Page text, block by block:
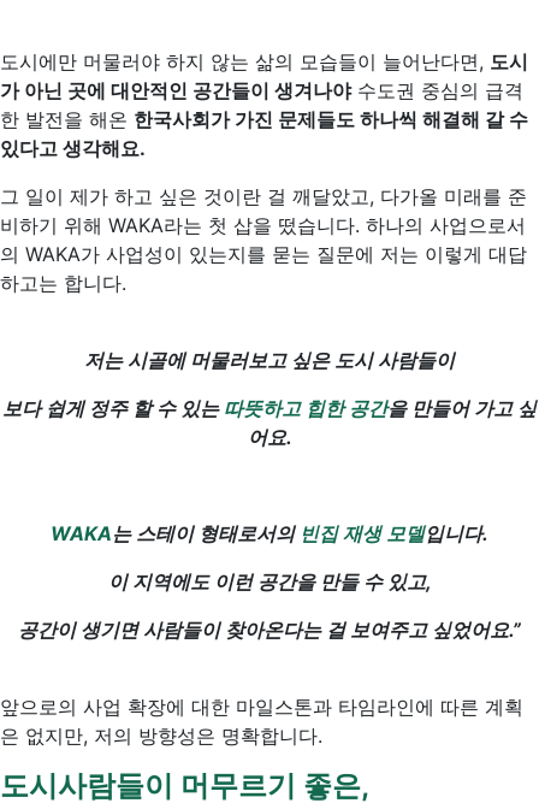
도시에만 머물러야 하지 않는 삶의 모습들이 늘어난다면, 도시
가 아닌 곳에 대안적인 공간들이 생겨나야수도권 중심의 급격
한 발전을 해온 한국사회가 가진 문제들도 하나씩 해결해 갈 수
있다고 생각해요.
그 일이 제가 하고 싶은 것이란 걸 깨달았고, 다가올 미래를 준
비하기 위해 WAKA라는 첫 삽을 떴습니다. 하나의 사업으로서
의 WAKA가 사업성이 있는지를 묻는 질문에 저는 이렇게 대답
하고는 합니다.
저는 시골에 머물러보고 싶은 도시 사람들이
보다 쉽게 정주 할 수 있는 따뜻하고 힙한 공간을 만들어 가고 싶
어요.
WAKA는 스테이 형태로서의 빈집 재생 모델입니다.
이 지역에도 이런 공간을 만들 수 있고,
공간이 생기면 사람들이 찾아온다는 걸 보여주고 싶었어요.”
앞으로의 사업 확장에 대한 마일스톤과 타임라인에 따른 계획
은 없지만, 저의 방향성은 명확합니다.
도시사람들이 머무르기 좋은,